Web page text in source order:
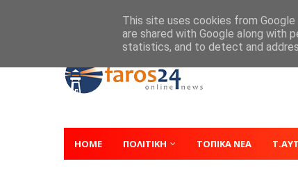
HOME ΠΟΛΙΤΙΚΗ ΤΟΠΙΚΑ ΝΕΑ
This site uses cookies from
are shared with Google along with
statistics, and to detect and